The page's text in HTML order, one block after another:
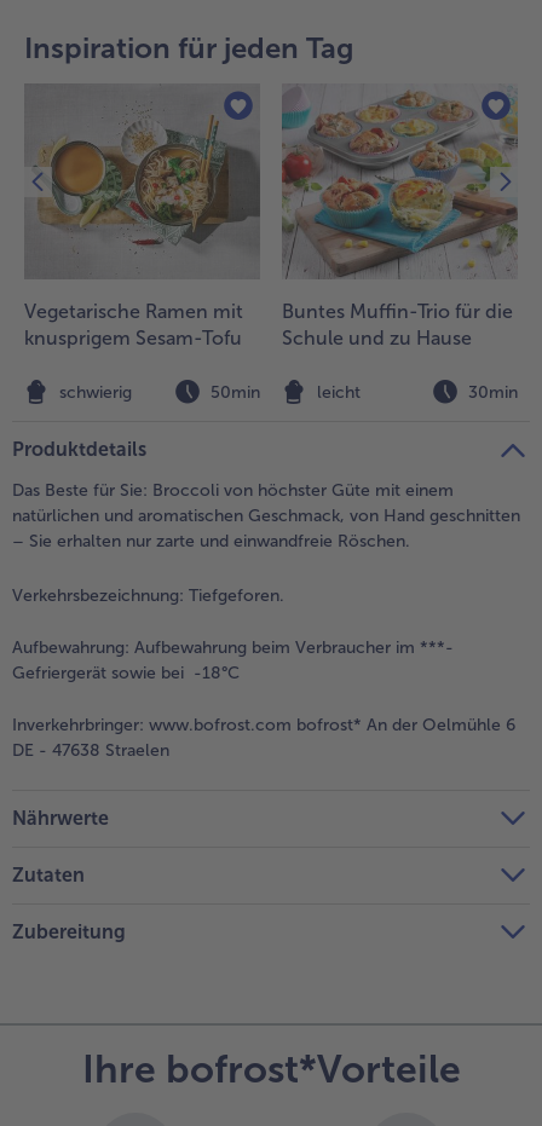
Inspiration für jeden Tag
Vegetarische Ramen mit
knusprigem Sesam-Tofu
schwierig 50min
Buntes Muffin-Trio für die
Schule und zu Hause
leicht 30min
Produktdetails
Das Beste für Sie: Broccoli von höchster Güte mit einem
natürlichen und aromatischen Geschmack, von Hand geschnitten
– Sie erhalten nur zarte und einwandfreie Röschen.
Verkehrsbezeichnung: Tiefgeforen.
Aufbewahrung: Aufbewahrung beim Verbraucher im ***-
Gefriergerät sowie bei -18°C
Inverkehrbringer: www.bofrost.com bofrost* An der Oelmühle 6
DE - 47638 Straelen
Nährwerte
Zutaten
Zubereitung
Ihre bofrost*Vorteile